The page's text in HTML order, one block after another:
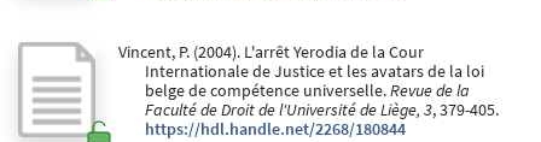
Vincent, P. (2004). L'arrêt Yerodia de la Cour
Internationale de Justice et les avatars de la loi
belge de compétence universelle.Revue de la
Faculté de Droit de l'Université de Liège, 3, 379-405.
https://hdl.handle.net/2268/180844